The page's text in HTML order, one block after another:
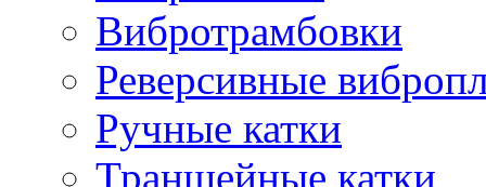
Вибротрамбовки
Реверсивные
Ручные катки
Траншейные катки